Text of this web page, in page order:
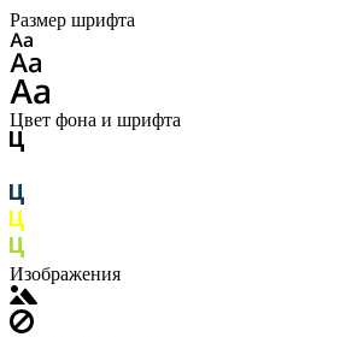
Размер шрифта
Цвет фона и шрифта
Изображения